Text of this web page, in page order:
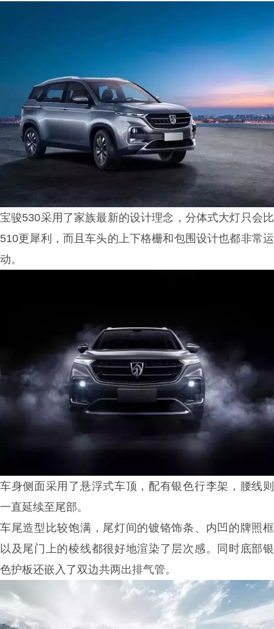
宝骏530采用了家族最新的设计理念， 分体式大灯只会比
510更犀利，而且车头的上下格栅和包围设计也都非常运
动。
车身侧面采用了悬浮式车顶 ，配有银色行李架，腰线则
一直延续至尾部。
车尾造型比较饱满，尾灯间的镀铬饰条、内凹的牌照框
以及尾门上的棱线都很好地渲染了层次感。同时底部银
色护板还嵌入了双边共两出排气管。